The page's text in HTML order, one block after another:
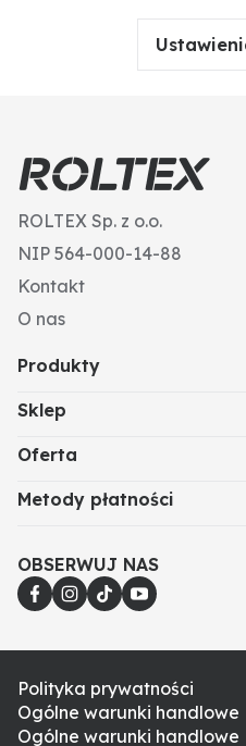
ROLTEX Sp. z o.o.
NIP 564-000-14-88
Kontakt
O nas
Produkty
Sklep
Oferta
Metody płatności
OBSERWUJ NAS
Polityka prywatności
Ogólne warunki handlowe
Ogólne warunki handlowe